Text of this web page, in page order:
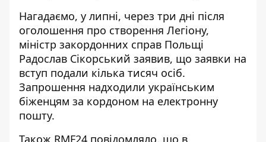
Нагадаємо, у липні, через три дні після
оголошення про створення Легіону,
міністр закордонних справ Польщі
Радослав Сікорський заявив, що заявки на
вступ подали кілька тисяч осіб.
Запрошення надходили українським
біженцям за кордоном на електронну
пошту.
Також RMF24 повідомляло, що в